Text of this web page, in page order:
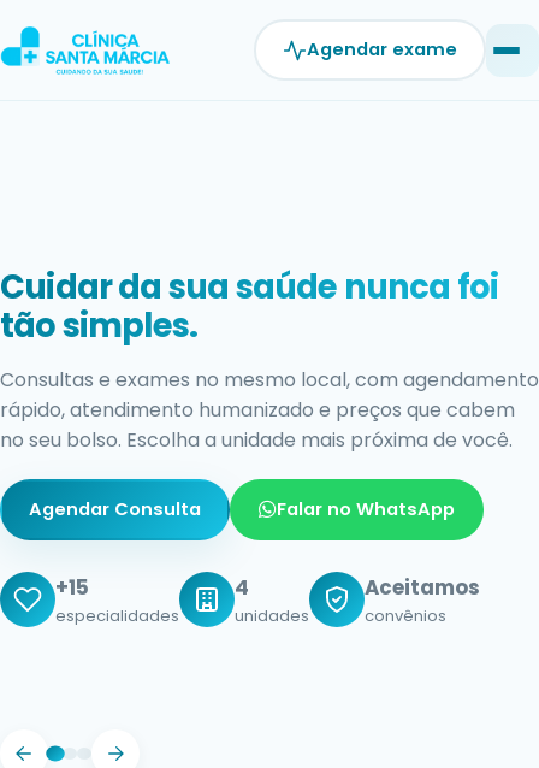
para
o
Agendar exame
Exames com resultado rápido e
confiável.
Estrutura moderna, equipe qualificada e laudos ágeis
para você não perder tempo cuidando do que mais
importa: a sua saúde.
Agendar Exame Falar no WhatsApp
agendamento no mesmo dia em até 10x
Humanizado